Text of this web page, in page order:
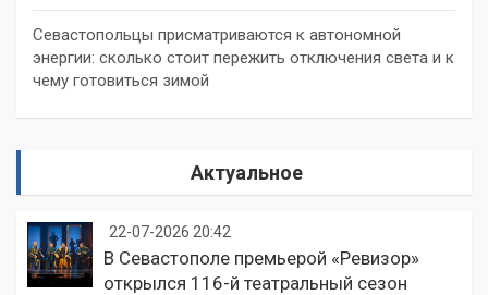
Севастопольцы присматриваются к автономной
энергии: сколько стоит пережить отключения света и к
чему готовиться зимой
Актуальное
22-07-2026 20:42
В Севастополе премьерой «Ревизор»
открылся 116-й театральный сезон